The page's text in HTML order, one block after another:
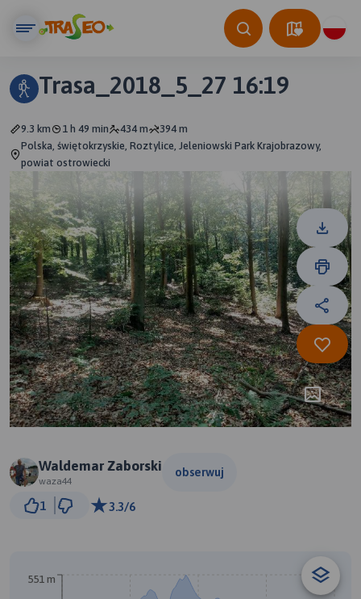
Trasa_2018_5_27 16:19
9.3 km 1 h 49 min 434 m
394 m
Polska, świętokrzyskie, Roztylice, Jeleniowski Park Krajobrazowy,
powiat ostrowiecki
Waldemar Zaborski
waza44
obserwuj
1 3.3/6
BA
551 m